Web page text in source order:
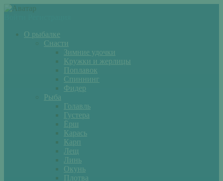
О рыбалке
Снасти
Зимние удочки
Кружки и жерлицы
Поплавок
Спиннинг
Фидер
Рыба
Голавль
Густера
Ёрш
Карась
Карп
Лещ
Линь
Окунь
Плотва